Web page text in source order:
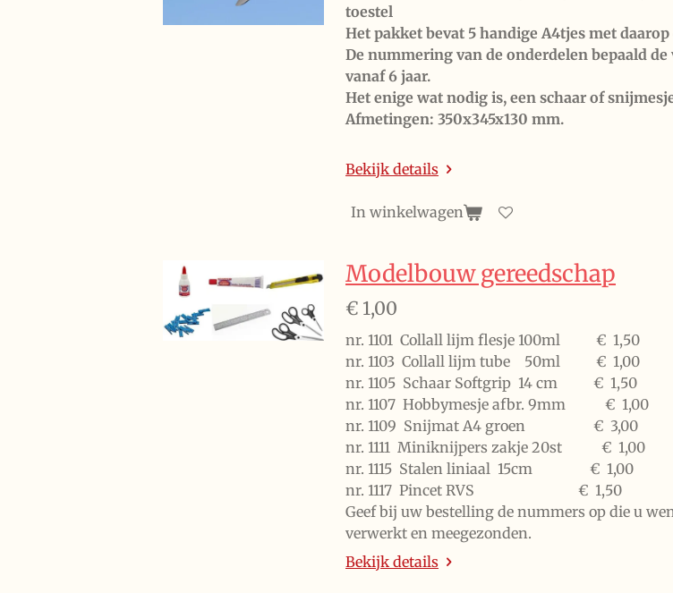
toestel
Het pakket bevat 5 handige A4tjes met
De nummering van de onderdelen bepaald
vanaf 6 jaar.
Het enige wat nodig is, een schaar of
Afmetingen: 350x345x130 mm.
Bekijk details
In winkelwagen
Modelbouw gereedschap
€ 1,00
nr. 1101 Collall lijm flesje 100ml € 1,50
nr. 1103 Collall lijm tube 50ml € 1,00
nr. 1105 Schaar Softgrip 14 cm € 1,50
nr. 1107 Hobbymesje afbr. 9mm € 1,00
nr. 1109 Snijmat A4 groen € 3,00
nr. 1111 Miniknijpers zakje 20st € 1,00
nr. 1115 Stalen liniaal 15cm € 1,00
nr. 1117 Pincet RVS € 1,50
Geef bij uw bestelling de nummers op die u
verwerkt en meegezonden.
Bekijk details